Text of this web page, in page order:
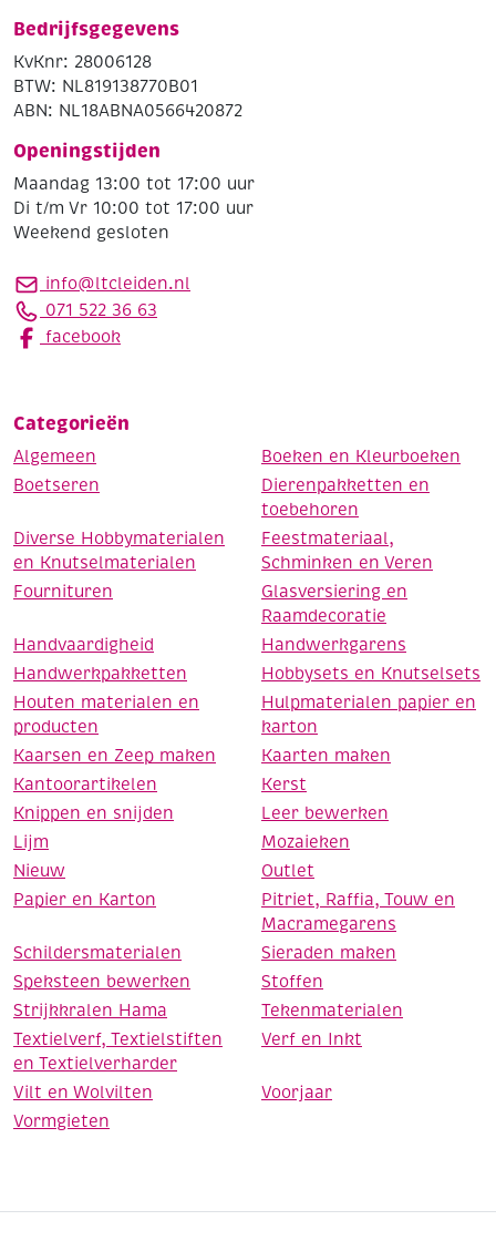
Bedrijfsgegevens
KvKnr: 28006128
BTW: NL819138770B01
ABN: NL18ABNA0566420872
Openingstijden
Maandag 13:00 tot 17:00 uur
Di t/m Vr 10:00 tot 17:00 uur
Weekend gesloten
info@ltcleiden.nl
071 522 36 63
facebook
Categorieën
Algemeen
Boeken en Kleurboeken
Boetseren
Dierenpakketten en
toebehoren
Diverse Hobbymaterialen
en Knutselmaterialen
Feestmateriaal,
Schminken en Veren
Fournituren
Glasversiering en
Raamdecoratie
Handvaardigheid
Handwerkgarens
Handwerkpakketten
Hobbysets en Knutselsets
Houten materialen en
producten
Hulpmaterialen papier en
karton
Kaarsen en Zeep maken
Kaarten maken
Kantoorartikelen
Kerst
Knippen en snijden
Leer bewerken
Lijm
Mozaieken
Nieuw
Outlet
Papier en Karton
Pitriet, Raffia, Touw en
Macramegarens
Schildersmaterialen
Sieraden maken
Speksteen bewerken
Stoffen
Strijkkralen Hama
Tekenmaterialen
Textielverf, Textielstiften
en Textielverharder
Verf en Inkt
Vilt en Wolvilten
Voorjaar
Vormgieten